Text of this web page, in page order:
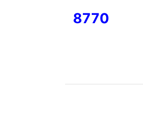
8770
定休日
太宰府市